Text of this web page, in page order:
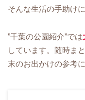
そんな生活の手助け
”千葉の公園紹介”では
しています。随時ま
末のお出かけの参考